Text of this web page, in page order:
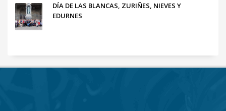
DÍA DE LAS BLANCAS, ZURIÑES, NIEVES Y
EDURNES